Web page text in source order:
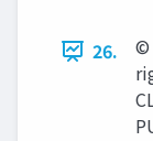
26.
©